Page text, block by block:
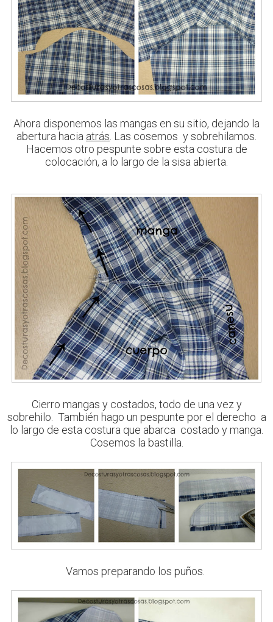
Ahora disponemos las mangas en su sitio, dejando la
abertura hacia atrás. Las cosemos y sobrehilamos.
Hacemos otro pespunte sobre esta costura de
colocación, a lo largo de la sisa abierta.
Cierro mangas y costados, todo de una vez y
sobrehilo. También hago un pespunte por el derecho a
lo largo de esta costura que abarca costado y manga.
Cosemos la bastilla.
Vamos preparando los puños.